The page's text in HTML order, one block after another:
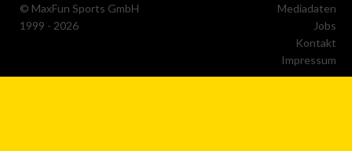
© MaxFun Sports GmbH
1999 - 2026
Mediadaten
Jobs
Kontakt
Impressum
Verwendung reduzierter Daten zur Auswahl von
Werbeanzeigen
Erstellung von Profilen für personalisierte Werbung